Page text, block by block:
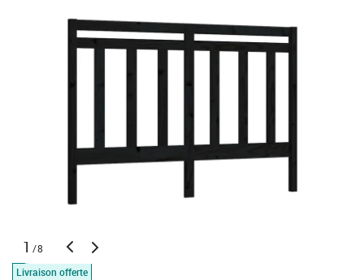
1 /8
Livraison offerte